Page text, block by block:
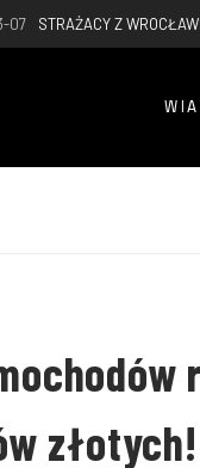
07 STRAŻACY Z
złotych!